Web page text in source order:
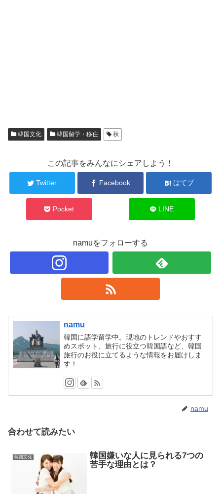
韓国文化 韓国留学・移住 秋
この記事をみんなにシェアしよう！
Twitter Facebook はてブ
Pocket LINE
namuをフォローする
namu
韓国に語学留学中。現地のトレンドやおすす
めスポット、旅行に役立つ韓国語など、韓国
旅行のお役に立てるような情報をお届けしま
す！
namu
合わせて読みたい
韓国文化
韓国嫌いな人に見られる7つの
苦手な理由とは？